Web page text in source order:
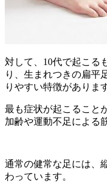
対して、10代で起こる
り、生まれつきの扁平
りやすい特徴がありま
最も症状が起こること
加齢や運動不足による
通常の健常な足には、
わっています。